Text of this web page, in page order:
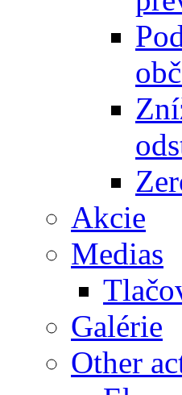
Akcie
Medias
Galérie
Other